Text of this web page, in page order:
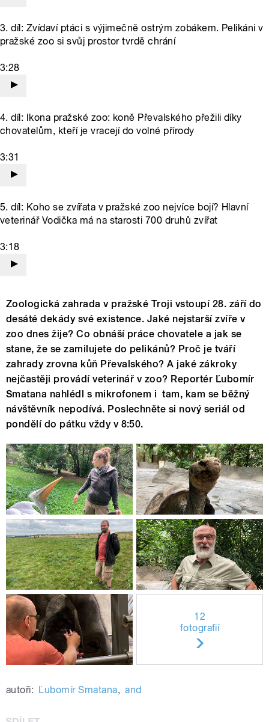
3. díl: Zvídaví ptáci s výjimečně ostrým zobákem. Pelikáni v
pražské zoo si svůj prostor tvrdě chrání
3:28
4. díl: Ikona pražské zoo: koně Převalského přežili díky
chovatelům, kteří je vracejí do volné přírody
3:31
5. díl: Koho se zvířata v pražské zoo nejvíce bojí? Hlavní
veterinář Vodička má na starosti 700 druhů zvířat
3:18
Zoologická zahrada v pražské Troji vstoupí 28. září do
desáté dekády své existence. Jaké nejstarší zvíře v
zoo dnes žije? Co obnáší práce chovatele a jak se
stane, že se zamilujete do pelikánů? Proč je tváří
zahrady zrovna kůň Převalského? A jaké zákroky
nejčastěji provádí veterinář v zoo? Reportér Ľubomír
Smatana nahlédl s mikrofonem i tam, kam se běžný
návštěvník nepodívá. Poslechněte si nový seriál od
pondělí do pátku vždy v 8:50.
12
fotografií
autoři: Ľubomír Smatana, and